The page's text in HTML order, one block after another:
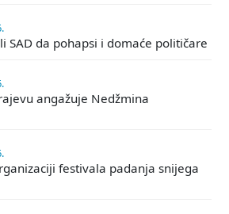
SAD da pohapsi i domaće političare
angažuje Nedžmina
festivala padanja snijega